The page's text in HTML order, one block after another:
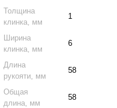
Толщина
клинка, мм
1
Ширина
клинка, мм
6
Длина
рукояти, мм
58
Общая
длина, мм
58